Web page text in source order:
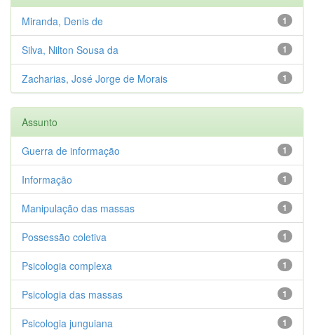
1
Miranda, Denis de
1
Silva, Nilton Sousa da
1
Zacharias, José Jorge de Morais
Assunto
1
Guerra de informação
1
Informação
1
Manipulação das massas
1
Possessão coletiva
1
Psicologia complexa
1
Psicologia das massas
1
Psicologia junguiana